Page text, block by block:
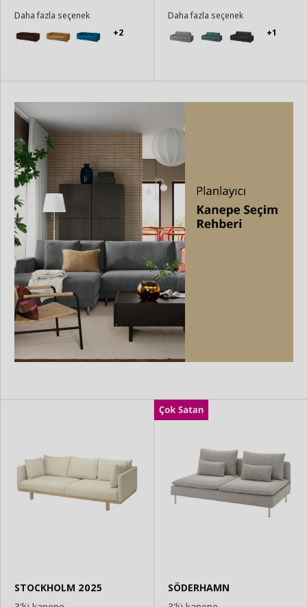
Daha fazla seçenek
+2
Daha fazla seçenek
+1
STOCKHOLM 2025
SÖDERHAMN